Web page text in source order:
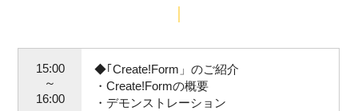
15:00
～
16:00
◆｢Create!Form」のご紹介
・Create!Formの概要
・デモンストレーション